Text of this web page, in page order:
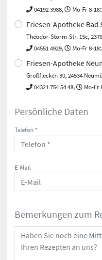
04192 3988,
Mo-Fr 8-
Friesen-Apotheke Bad
Theodor-Storm-Str. 15c,
04551 4929,
Mo-Fr 8-
Friesen-Apotheke
Großflecken 30, 24534
04321 754 54 48,
Mo-Fr
Persönliche Daten
Telefon *
E-Mail
Bemerkungen zum